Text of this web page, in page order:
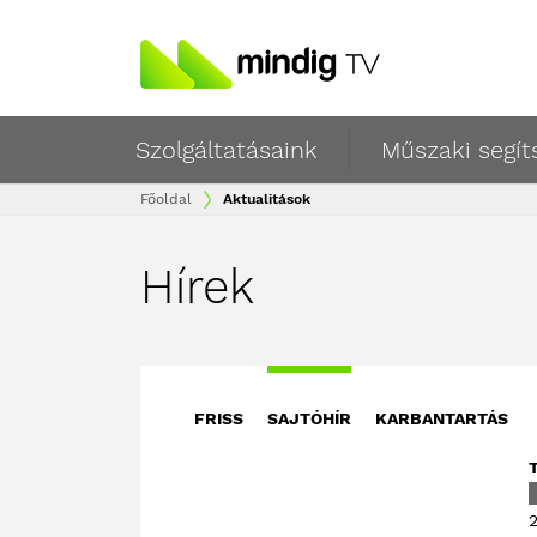
Szolgáltatásaink Műszaki
Főoldal Aktualitások
Hírek
FRISS SAJTÓHÍR KARBANTARTÁS